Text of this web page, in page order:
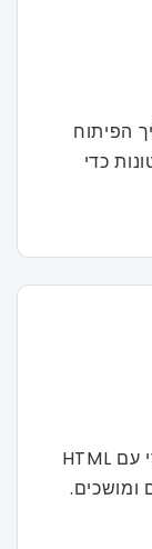
הפיתוח
כדי
UX מותאם אישית ואינטראקטיבי אפשרי עם HTML
ומושכים.